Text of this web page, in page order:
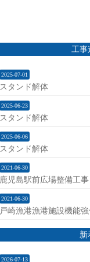
工事
2025-07-01
スタンド解体
2025-06-23
スタンド解体
2025-06-06
スタンド解体
2021-06-30
鹿児島駅前広場整備工事
2021-06-30
戸崎漁港漁港施設機能
新
2026-07-13